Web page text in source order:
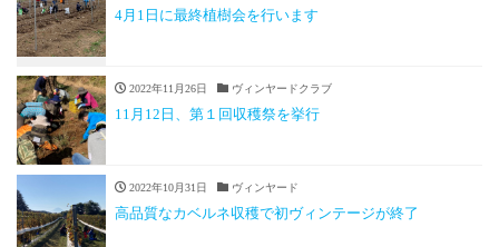
4月1日に最終植樹会を行います
2022年11月26日 ヴィンヤードクラブ
11月12日、第１回収穫祭を挙行
2022年10月31日 ヴィンヤード
高品質なカベルネ収穫で初ヴィンテージが終了